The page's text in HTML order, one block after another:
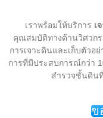
Service
บริษัท
เราพร้อมให้บริการ เ
คุณสมบัติทางด้านวิศวก
การเจาะดินและเก็บตัวอ
การที่มีประสบการณ์กว่า
สำรวจชั้นดิน
ข